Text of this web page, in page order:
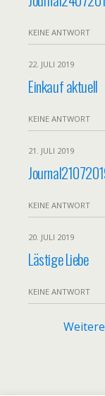
KEINE ANTWORT
22. JULI 2019
Einkauf aktuell
KEINE ANTWORT
21. JULI 2019
KEINE ANTWORT
20. JULI 2019
Lästige Liebe
KEINE ANTWORT